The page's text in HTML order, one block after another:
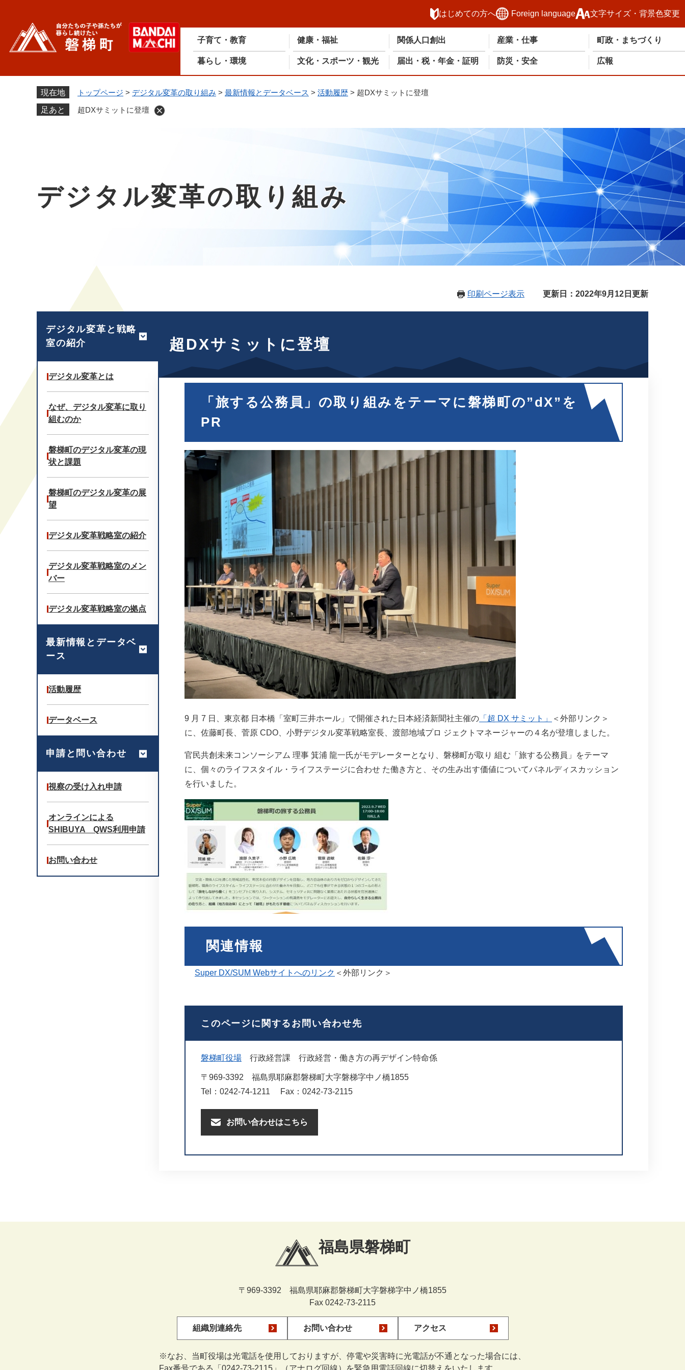
はじめての方へ Foreign language 文字サイズ・背景色変更
子育て・教育 健康・福祉 関係人口創出 産業・仕事 町政・まちづくり
暮らし・環境 文化・スポーツ・観光 届出・税・年金・証明 防災・安全 広報
現在地 トップページ > デジタル変革の取り組み > 最新情報とデータベース > 活動履歴 > 超DXサミットに登壇
足あと
超DXサミットに登壇
デジタル変革の取り組み
印刷ページ表示 更新日：2022年9月12日更新
超DXサミットに登壇
「旅する公務員」の取り組みをテーマに磐梯町の”dX”を
PR
9 月 7 日、東京都 日本橋「室町三井ホール」で開催された日本経済新聞社主催の 「超 DX サミット」
＜外部リンク＞
に、佐藤町長、菅原 CDO、小野デジタル変革戦略室長、渡部地域プロ ジェクトマネージャーの４名が登壇しました。
官民共創未来コンソーシアム 理事 箕浦 龍一氏がモデレーターとなり、磐梯町が取り 組む「旅する公務員」をテーマ
に、個々のライフスタイル・ライフステージに合わせ た働き方と、その生み出す価値についてパネルディスカッション
を行いました。
関連情報
Super DX/SUM Webサイトへのリンク ＜外部リンク＞
このページに関するお問い合わせ先
磐梯町役場 行政経営課 行政経営・働き方の再デザイン特命係
〒969-3392
福島県耶麻郡磐梯町大字磐梯字中ノ橋1855
Tel：0242-74-1211
Fax：0242-73-2115
お問い合わせはこちら
デジタル変革と戦略
室の紹介
デジタル変革とは
なぜ、デジタル変革に取り
組むのか
磐梯町のデジタル変革の現
状と課題
磐梯町のデジタル変革の展
望
デジタル変革戦略室の紹介
デジタル変革戦略室のメン
バー
デジタル変革戦略室の拠点
最新情報とデータベ
ース
活動履歴
データベース
申請と問い合わせ
視察の受け入れ申請
オンラインによる
SHIBUYA QWS利用申請
お問い合わせ
福島県磐梯町
〒969-3392 福島県耶麻郡磐梯町大字磐梯字中ノ橋1855
Fax 0242-73-2115
組織別連絡先 お問い合わせ アクセス
※なお、当町役場は光電話を使用しておりますが、停電や災害時に光電話が不通となった場合には、
Fax番号である「0242-73-2115」（アナログ回線）を緊急用電話回線に切替えをいたします。